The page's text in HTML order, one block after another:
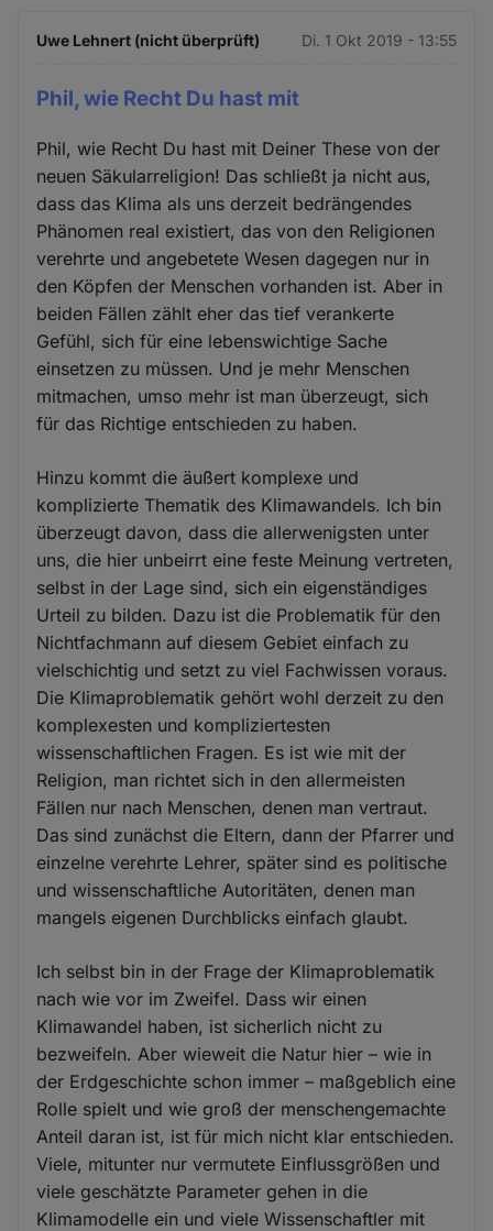
Uwe Lehnert (nicht überprüft) Di. 1 Okt 2019 - 13:55
Phil, wie Recht Du hast mit
Phil, wie Recht Du hast mit Deiner These von der
neuen Säkularreligion! Das schließt ja nicht aus,
dass das Klima als uns derzeit bedrängendes
Phänomen real existiert, das von den Religionen
verehrte und angebetete Wesen dagegen nur in
den Köpfen der Menschen vorhanden ist. Aber in
beiden Fällen zählt eher das tief verankerte
Gefühl, sich für eine lebenswichtige Sache
einsetzen zu müssen. Und je mehr Menschen
mitmachen, umso mehr ist man überzeugt, sich
für das Richtige entschieden zu haben.
Hinzu kommt die äußert komplexe und
komplizierte Thematik des Klimawandels. Ich bin
überzeugt davon, dass die allerwenigsten unter
uns, die hier unbeirrt eine feste Meinung vertreten,
selbst in der Lage sind, sich ein eigenständiges
Urteil zu bilden. Dazu ist die Problematik für den
Nichtfachmann auf diesem Gebiet einfach zu
vielschichtig und setzt zu viel Fachwissen voraus.
Die Klimaproblematik gehört wohl derzeit zu den
komplexesten und kompliziertesten
wissenschaftlichen Fragen. Es ist wie mit der
Religion, man richtet sich in den allermeisten
Fällen nur nach Menschen, denen man vertraut.
Das sind zunächst die Eltern, dann der Pfarrer und
einzelne verehrte Lehrer, später sind es politische
und wissenschaftliche Autoritäten, denen man
mangels eigenen Durchblicks einfach glaubt.
Ich selbst bin in der Frage der Klimaproblematik
nach wie vor im Zweifel. Dass wir einen
Klimawandel haben, ist sicherlich nicht zu
bezweifeln. Aber wieweit die Natur hier – wie in
der Erdgeschichte schon immer – maßgeblich eine
Rolle spielt und wie groß der menschengemachte
Anteil daran ist, ist für mich nicht klar entschieden.
Viele, mitunter nur vermutete Einflussgrößen und
viele geschätzte Parameter gehen in die
Klimamodelle ein und viele Wissenschaftler mit